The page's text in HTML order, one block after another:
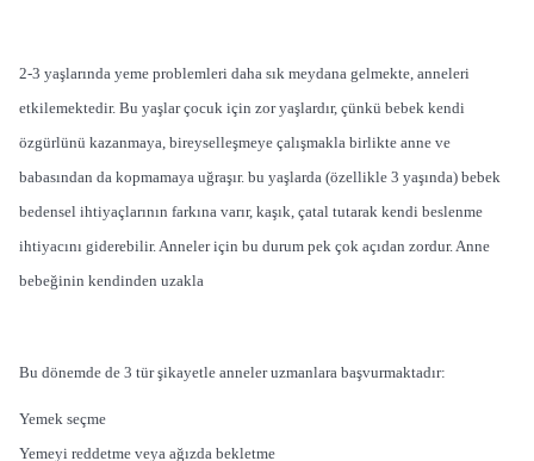
2-3 yaşlarında yeme problemleri daha sık meydana gelmekte, anneleri
etkilemektedir. Bu yaşlar çocuk için zor yaşlardır, çünkü bebek kendi
özgürlünü kazanmaya, bireyselleşmeye çalışmakla birlikte anne ve
babasından da kopmamaya uğraşır. bu yaşlarda (özellikle 3 yaşında) bebek
bedensel ihtiyaçlarının farkına varır, kaşık, çatal tutarak kendi beslenme
ihtiyacını giderebilir. Anneler için bu durum pek çok açıdan zordur. Anne
bebeğinin kendinden uzakla
Bu dönemde de 3 tür şikayetle anneler uzmanlara başvurmaktadır:
Yemek seçme
Yemeyi reddetme veya ağızda bekletme